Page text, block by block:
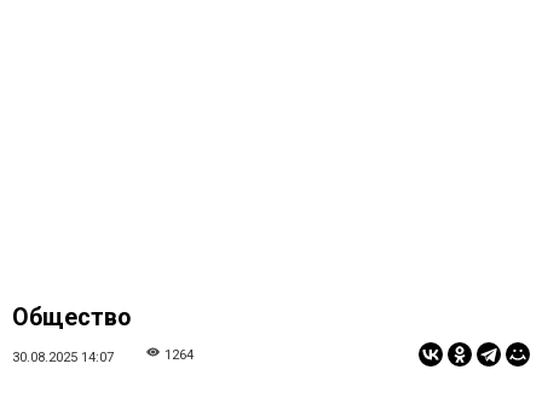
Общество
30.08.2025 14:07 1264